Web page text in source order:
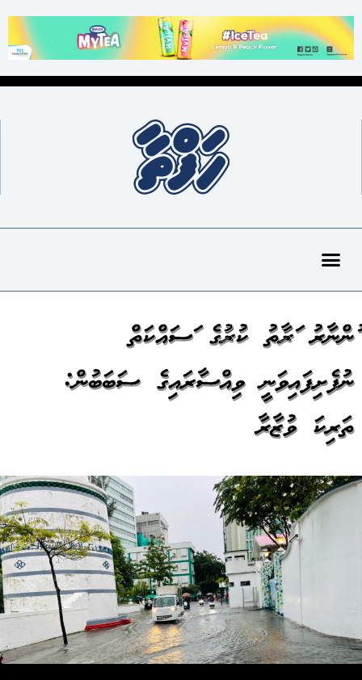
މުންނާރު މަރާމާތު ކުރުމުގެ މަސައްކަތް
ނުފެށިފައިވަނީ ވިއްސާރައިގެ ސަބަބުން:
ތަރިކަ ވުޒާރާ